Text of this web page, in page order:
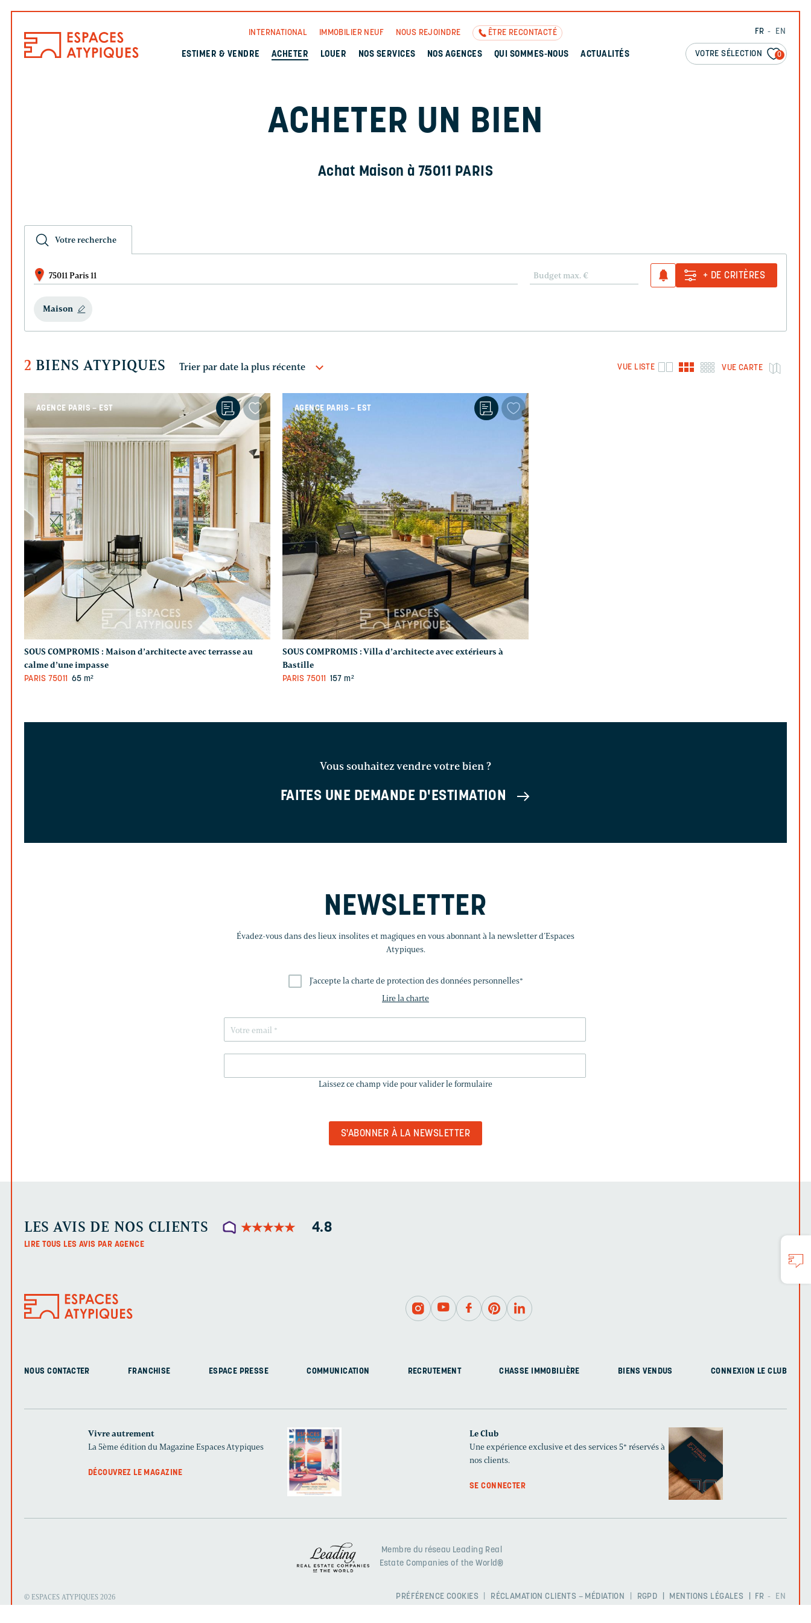
FR EN
VOTRE SÉLECTION 0
INTERNATIONAL IMMOBILIER NEUF NOUS REJOINDRE ÊTRE RECONTACTÉ
ESTIMER & VENDRE ACHETER LOUER NOS SERVICES NOS AGENCES QUI SOMMES-NOUS ACTUALITÉS
ACHETER UN BIEN
Achat Maison à 75011 PARIS
Votre recherche
75011 Paris 11 Budget max.€ + DE CRITÈRES
Maison
2 BIENS ATYPIQUES VUE LISTE VUE CARTE
AGENCE PARIS – EST
SOUS COMPROMIS : Maison d’architecte avec terrasse au
calme d’une impasse
PARIS 75011 65 m²
AGENCE PARIS – EST
SOUS COMPROMIS :Villa d’architecte avec extérieurs à
Bastille
PARIS 75011 157 m²
Vous souhaitez vendre votre bien ?
FAITES UNE DEMANDE D'ESTIMATION
NEWSLETTER
Évadez-vous dans des lieux insolites et magiques en vous abonnant à la newsletter d’Espaces
Atypiques.
J'accepte la charte de protection des données personnelles*
Lire la charte
CHAMP
Laissez ce champ vide pour valider le formulaire
LES AVIS DE NOS CLIENTS ★★★★★
★★★★★ 4.8
LIRE TOUS LES AVIS PAR AGENCE
NOUS CONTACTER FRANCHISE ESPACE PRESSE COMMUNICATION RECRUTEMENT CHASSE IMMOBILIÈRE BIENS VENDUS CONNEXION LE CLUB
Vivre autrement
La 5ème édition du Magazine Espaces Atypiques
DÉCOUVREZ LE MAGAZINE
Le Club
Une expérience exclusive et des services 5* réservés à
nos clients.
SE CONNECTER
Membre du réseau Leading Real
Estate Companies of the World®
FR EN
PRÉFÉRENCE COOKIES RÉCLAMATION CLIENTS – MÉDIATION RGPD MENTIONS LÉGALES
© ESPACES ATYPIQUES 2026